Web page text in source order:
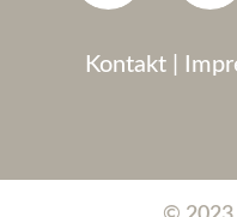
Kontakt|